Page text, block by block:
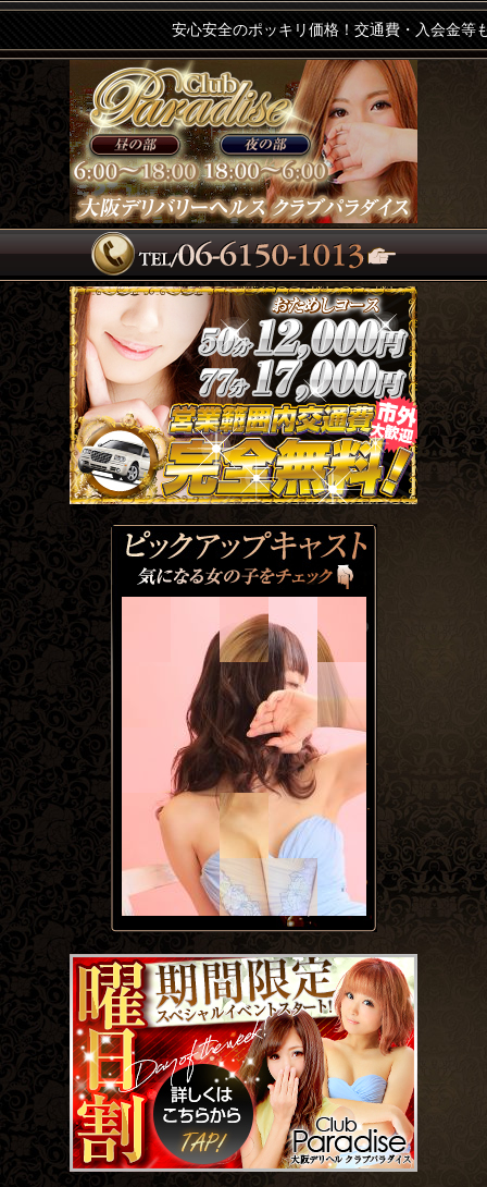
安心安全のポッキリ価格！交通費・入会金等も完